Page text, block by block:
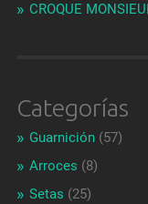
CROQUE
Categorías
Guarnición(57)
Arroces (8)
Setas (25)